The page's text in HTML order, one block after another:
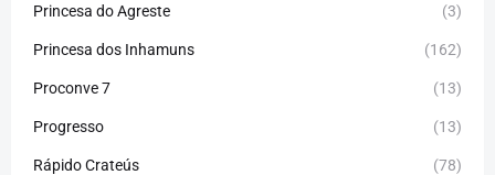
Princesa do Agreste (3)
Princesa dos Inhamuns (162)
Proconve 7 (13)
Progresso (13)
Rápido Crateús (78)